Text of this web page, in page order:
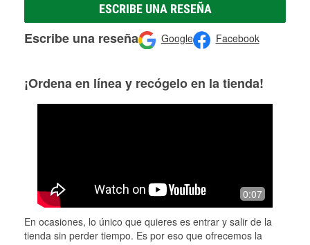
ESCRIBE UNA RESEÑA
Escribe una reseña Google Facebook
¡Ordena en línea y recógelo en la tienda!
0:07
En ocasiones, lo único que quieres es entrar y salir de la
tienda sin perder tiempo. Es por eso que ofrecemos la